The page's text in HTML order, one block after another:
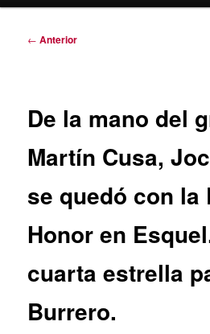
Navegación
← Anterior
De la mano del
Martín Cusa,
se quedó con la
Honor en
cuarta estrella
Burrero.